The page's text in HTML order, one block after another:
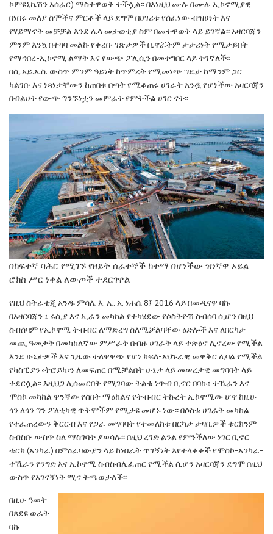
ኮምዩኒኬሽን አሰራር) ማስተዋወቅ ተችሏል፡፡ በእነዚህ ሙሉ በሙሉ ኢኮኖሚያዊ
በነበሩ መለያ ስሞችና ምርቶች ላይ ደግሞበሀገሪቱ የሰፈነውብዝሀነት እና
የሃይማኖት መቻቻል እንደ ሌላ መታወቂያስም በመተዋወቅ ላይይገኛል፡፡ አዛርባጃን
ምንም እንኳበተዛባ መልኩ የቀረቡ ገጽታዎች ቢኖሯትም ታታሪነትየሚታይበት
የማኅበረ-ኢኮኖሚ ልማት እና የውጭ ፖሊሲንበመተግበር ላይ ትገኛለች፡፡
በሲ.አይ.ኤስ. ውስጥ ምንም ዓይነት ከጥምረት የሚመነጭ ግዴታ ከማንም ጋር
ካልገቡ እና ነጻነታቸውን ከጠበቁ በጣት የሚቆጠሩ ሀገራት አንዷየሆነችው አዛርባጃን
በብልሀት የውጭ ግንኙነቷን መምራትየምትችል ሀገር ናት፡፡
በከፍተኛ ባሕር የሚገኙ የዘይት ሰራተኞች ከተማ በሆነችው ዝነኛዋ ኦይል
ሮክስ ሥር ነቀል ለውጦች ተደርገዋል
የዚህ ስትራቴጂ አንዱ ምሳሌ እ. ኤ. አ. ነሐሴ 8፤ 2016 ላይ በመዲናዋ ባኩ
በአዛርባጃን ፤ ሩሲያ እና ኢራን መካከል የተካሄደው የሶስትዮሽ ስብሰባ ሲሆን በዚህ
ስብሰባምየኢኮኖሚ ትብብር ለማድረግ ስለሚቻልባቸው ዕድሎች እና ለበርካታ
መጪ ዓመታት በመካከለኛው ምሥራቅ በብዙ ሀገራት ላይ ተጽዕኖ ሊኖረው የሚችል
እንደ ሁኔታዎች እናጊዜው ተለዋዋጭ የሆነ ክፍለ-አህጉራዊ መዋቅር ሊባል የሚችል
የካስፒያን ‹ትሮይካ›ን ለመፍጠር በሚቻልበት ሁኔታ ላይ መሠረታዊ መግባባት ላይ
ተደርሷል፡፡ እዚህጋ ሊሰመርበት የሚገባው ትልቁ ነጥብ ቢኖር በባኩ፤ ተኼራንእና
ሞስኮ መካከል ዋንኛው የስበት ማዕከልና የትብብርትኩረት ኢኮኖሚው ሆኖ ከዚሁ
ጎን ለጎን ግን ፖለቲካዊ ጥቅሞችም የሚታዩ መሆኑ ነው፡፡ በሶስቱ ሀገራት መካከል
የተፈጠረውን ቅርርብ እና የጋራ መግባባት የተመለከቱበርካታ ታዛቢዎች ቱርክንም
ስብስቡ ውስጥ ስለ ማስገባት ያወሳሉ፡፡ በዚህ ረገድ ልንል የምንችለው ነገር ቢኖር
ቱርክ (አንካራ) በምዕራባውያን ላይ ከነበራት ጥገኝነት እየተላቀቀችየሞስኮ-አንካራ-
ተኼራን የንግድ እና ኢኮኖሚ ስብስብሊፈጠር የሚችል ሲሆን አዛርባጃን ደግሞ በዚህ
ውስጥ የአገናኝነት ሚና ትጫወታለች፡፡
በዚሁ ዓመት
በጸደዩ ወራት
ባኩ